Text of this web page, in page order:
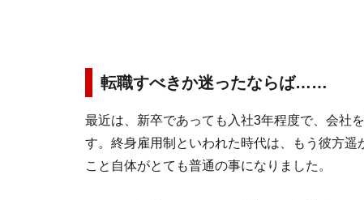
転職すべきか迷ったならば……
最近は、新卒であっても入社3年程度で、会社
す。終身雇用制といわれた時代は、もう彼方遥
こと自体がとても普通の事になりました。